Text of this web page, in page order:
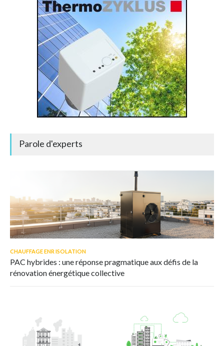
Parole d'experts
CHAUFFAGE ENR ISOLATION
PAC hybrides : une réponse pragmatique aux défis de la
rénovation énergétique collective